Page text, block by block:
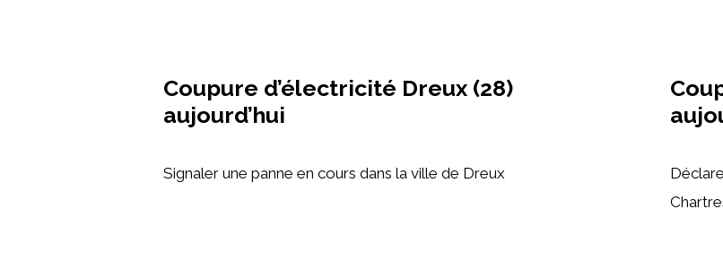
Coupure d’électricité Dreux (28)
aujourd’hui
Signaler une panne en cours dans la ville de Dreux